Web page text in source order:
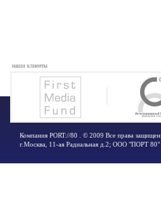
наши клиенты
Компания PORT://80 . © 2009 Все права
г.Москва 11-ая Радиальная д.2; ООО "ПОРТ 80"